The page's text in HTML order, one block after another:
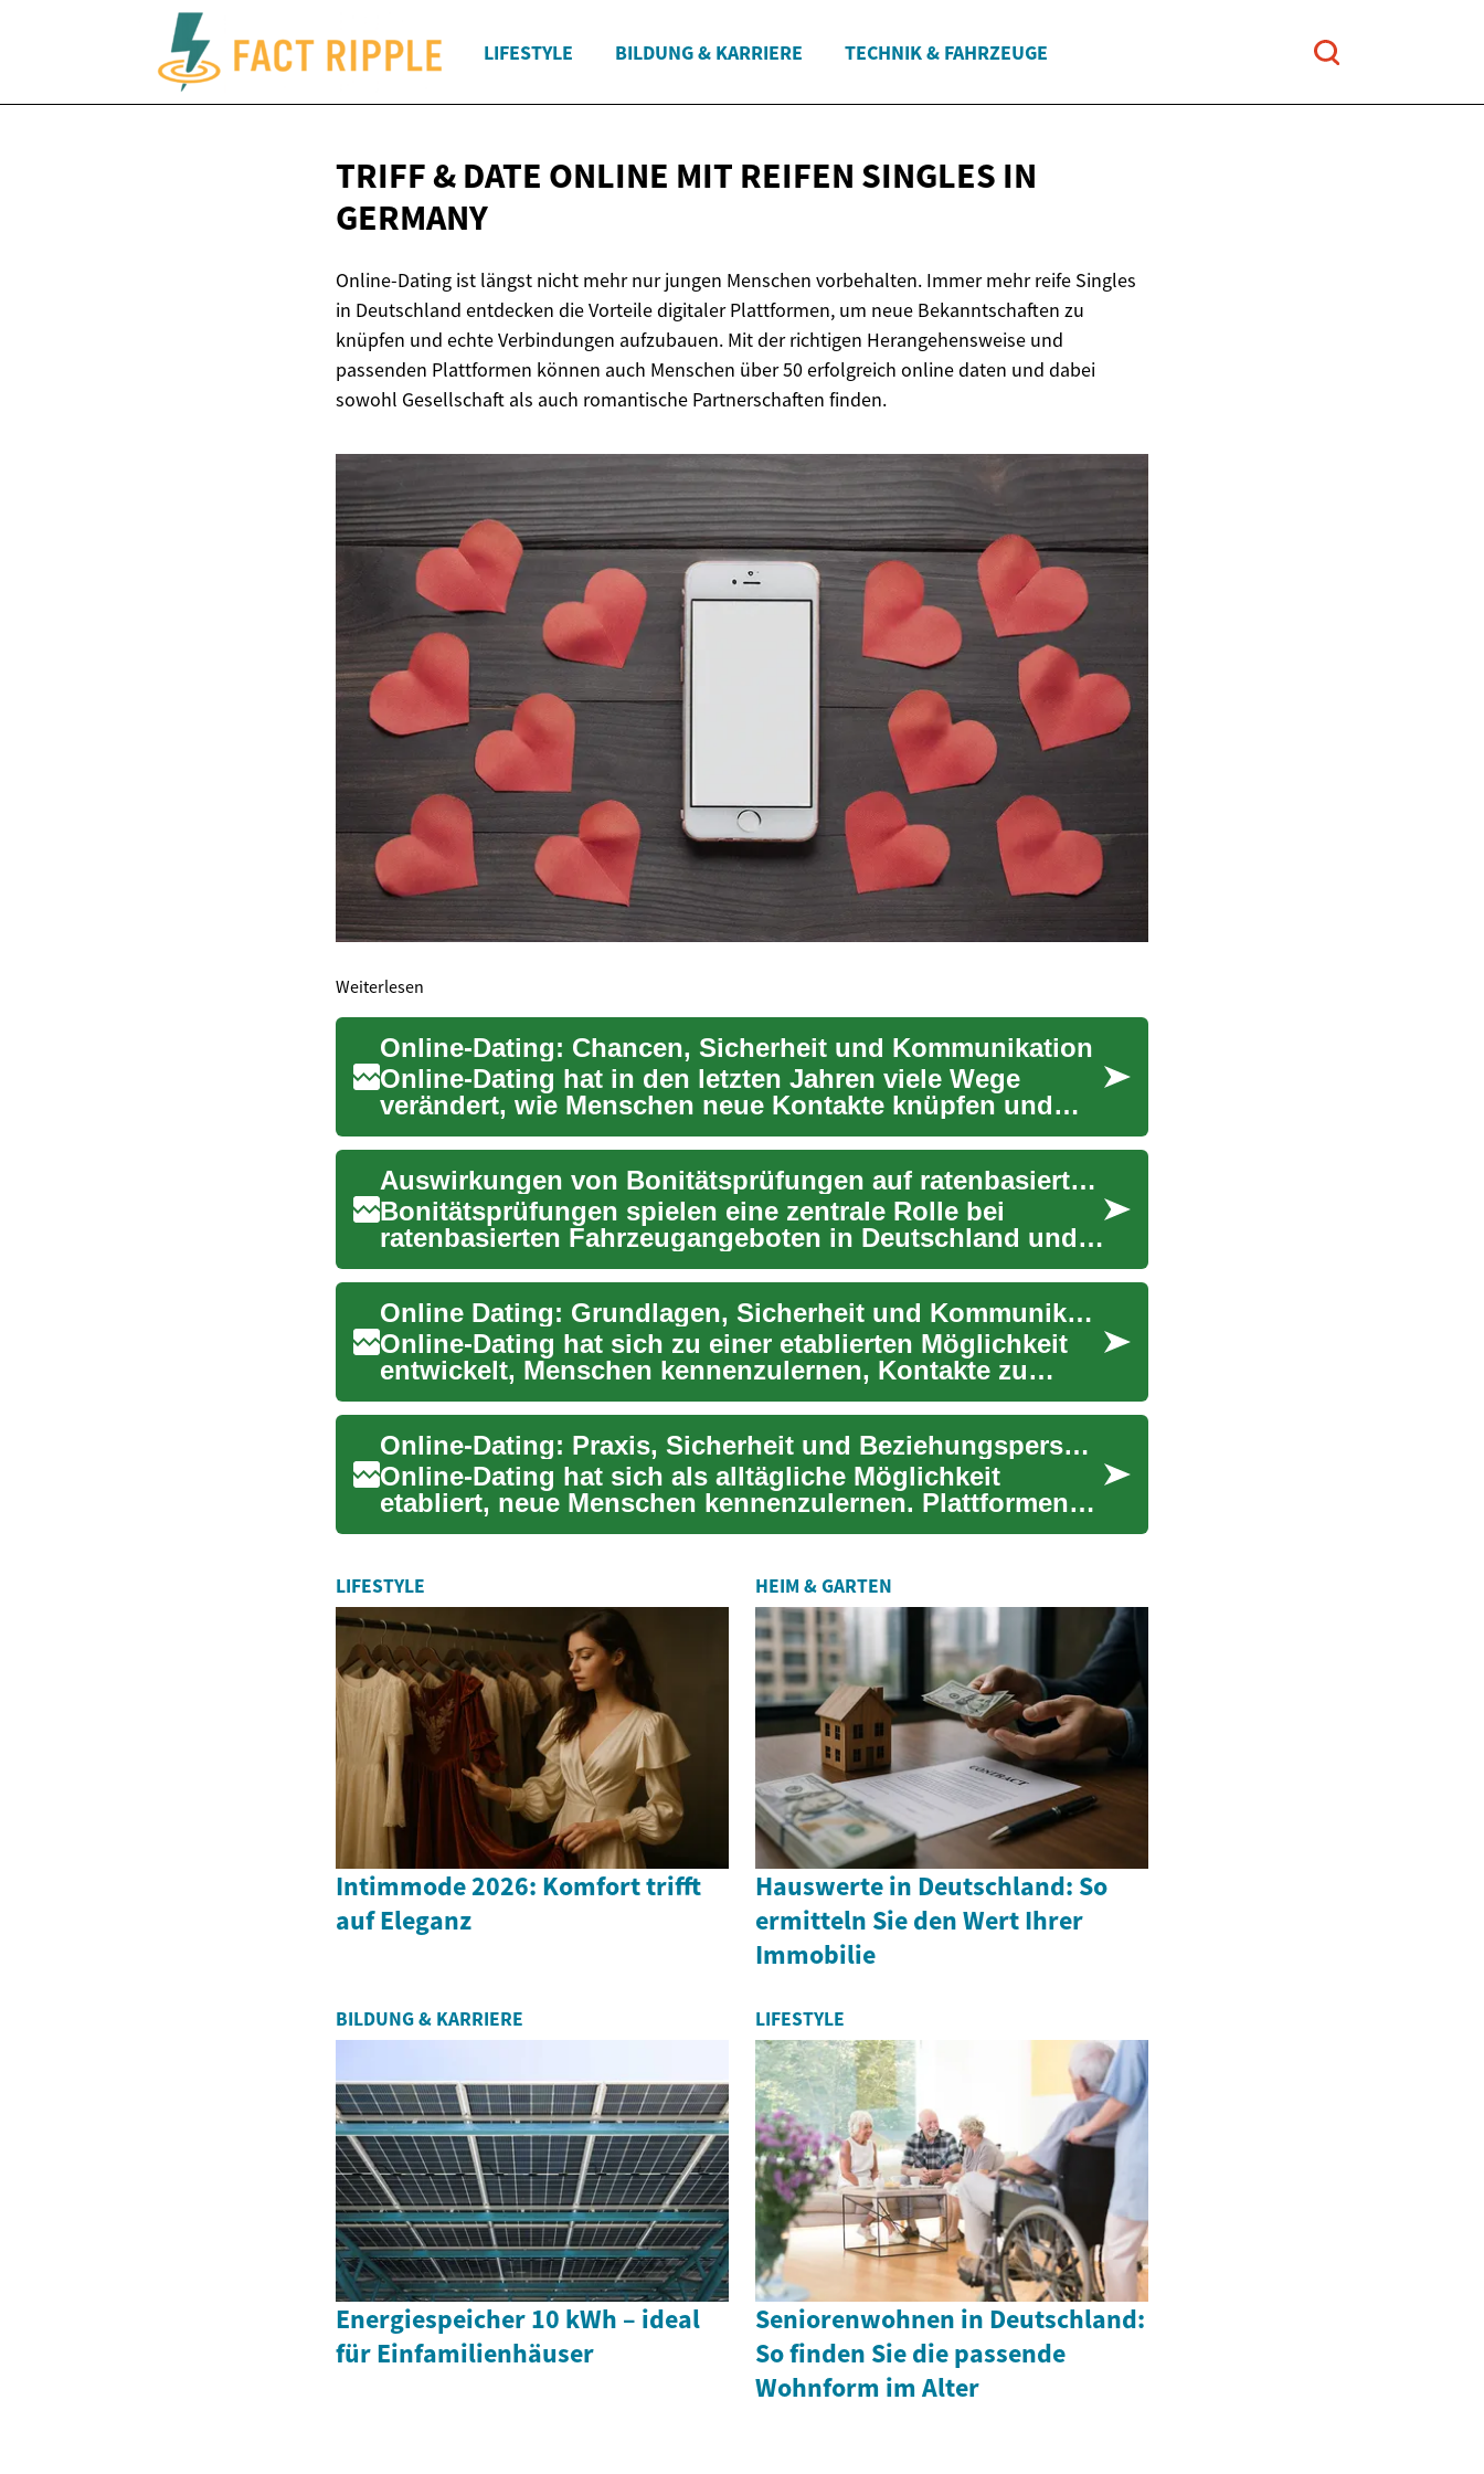
LIFESTYLE BILDUNG & KARRIERE TECHNIK & FAHRZEUGE
TRIFF & DATE ONLINE MIT REIFEN SINGLES IN
GERMANY
Online-Dating ist längst nicht mehr nur jungen Menschen vorbehalten. Immer mehr reife Singles
in Deutschland entdecken die Vorteile digitaler Plattformen, um neue Bekanntschaften zu
knüpfen und echte Verbindungen aufzubauen. Mit der richtigen Herangehensweise und
passenden Plattformen können auch Menschen über 50 erfolgreich online daten und dabei
sowohl Gesellschaft als auch romantische Partnerschaften finden.
Weiterlesen
Online-Dating: Chancen, Sicherheit und Kommunikation
Online-Dating hat in den letzten Jahren viele Wege
verändert, wie Menschen neue Kontakte knüpfen und
Beziehungen begi...
Auswirkungen von Bonitätsprüfungen auf ratenbasierte Fahrzeugangebote
Bonitätsprüfungen spielen eine zentrale Rolle bei
ratenbasierten Fahrzeugangeboten in Deutschland und
international. ...
Online Dating: Grundlagen, Sicherheit und Kommunikation
Online-Dating hat sich zu einer etablierten Möglichkeit
entwickelt, Menschen kennenzulernen, Kontakte zu
knüpfen und ...
Online-Dating: Praxis, Sicherheit und Beziehungsperspektiven
Online-Dating hat sich als alltägliche Möglichkeit
etabliert, neue Menschen kennenzulernen. Plattformen
und Apps verb...
LIFESTYLE
Intimmode 2026: Komfort trifft
auf Eleganz
HEIM & GARTEN
Hauswerte in Deutschland: So
ermitteln Sie den Wert Ihrer
Immobilie
BILDUNG & KARRIERE
Energiespeicher 10 kWh – ideal
für Einfamilienhäuser
LIFESTYLE
Seniorenwohnen in Deutschland:
So finden Sie die passende
Wohnform im Alter